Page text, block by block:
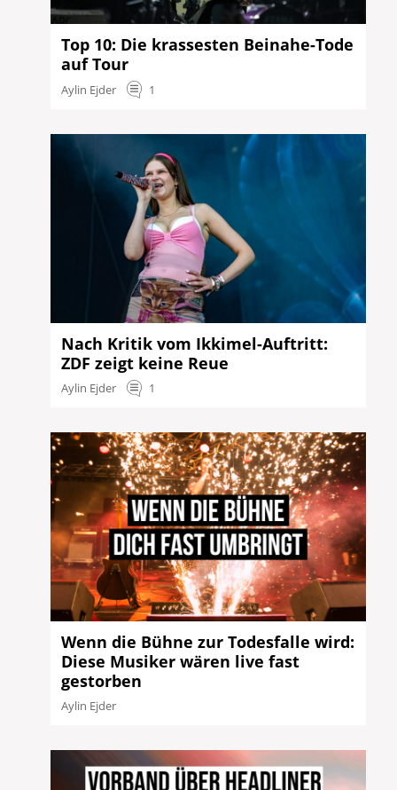
Top 10: Die krassesten Beinahe-Tode
auf Tour
Aylin Ejder 1
Nach Kritik vom Ikkimel-Auftritt:
ZDF zeigt keine Reue
Aylin Ejder 1
Wenn die Bühne zur Todesfalle wird:
Diese Musiker wären live fast
gestorben
Aylin Ejder